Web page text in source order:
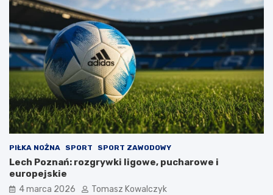
PIŁKA NOŻNA SPORT SPORT ZAWODOWY
Lech Poznań: rozgrywki ligowe, pucharowe i
europejskie
4 marca 2026 Tomasz Kowalczyk